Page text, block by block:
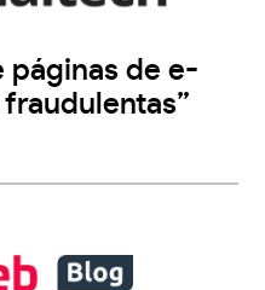
páginas de e-